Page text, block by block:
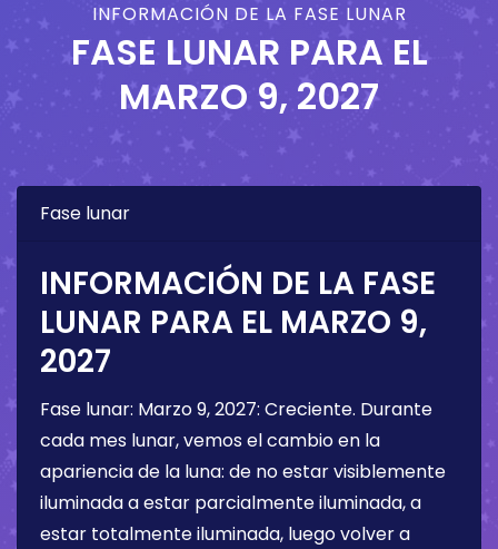
INFORMACIÓN DE LA FASE LUNAR
FASE LUNAR PARA EL
MARZO 9, 2027
Fase lunar
INFORMACIÓN DE LA FASE
LUNAR PARA EL MARZO 9,
2027
Fase lunar: Marzo 9, 2027: Creciente. Durante
cada mes lunar, vemos el cambio en la
apariencia de la luna: de no estar visiblemente
iluminada a estar parcialmente iluminada, a
estar totalmente iluminada, luego volver a